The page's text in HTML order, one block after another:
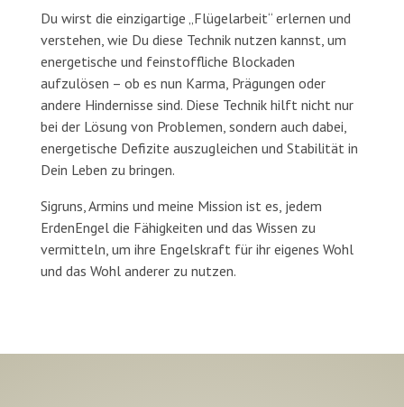
Du wirst die einzigartige „Flügelarbeit“ erlernen und
verstehen, wie Du diese Technik nutzen kannst, um
energetische und feinstoffliche Blockaden
aufzulösen – ob es nun Karma, Prägungen oder
andere Hindernisse sind. Diese Technik hilft nicht nur
bei der Lösung von Problemen, sondern auch dabei,
energetische Defizite auszugleichen und Stabilität in
Dein Leben zu bringen.
Sigruns, Armins und meine Mission ist es, jedem
ErdenEngel die Fähigkeiten und das Wissen zu
vermitteln, um ihre Engelskraft für ihr eigenes Wohl
und das Wohl anderer zu nutzen.